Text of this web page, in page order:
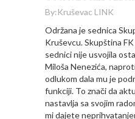
By:Kruševac LINK
Održana je sednica
Kruševcu. Skupština
sednici nije usvojila
Miloša Nenezića,
odlukom dala mu je
funkciji. To znači da
nastavlja sa svojim
mi dajete